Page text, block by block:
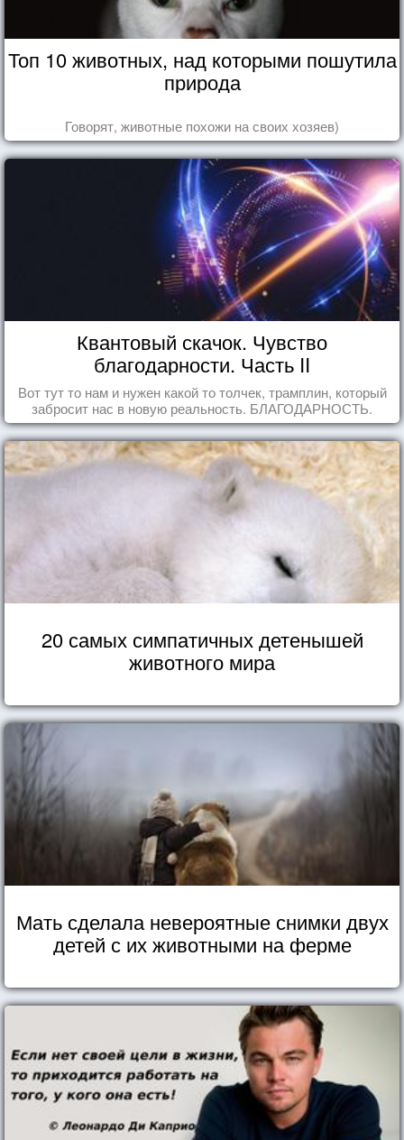
Топ 10 животных, над которыми пошутила
природа
Говорят, животные похожи на своих хозяев)
Квантовый скачок. Чувство
благодарности. Часть II
Вот тут то нам и нужен какой то толчек, трамплин, который
забросит нас в новую реальность. БЛАГОДАРНОСТЬ.
20 самых симпатичных детенышей
животного мира
Мать сделала невероятные снимки двух
детей с их животными на ферме